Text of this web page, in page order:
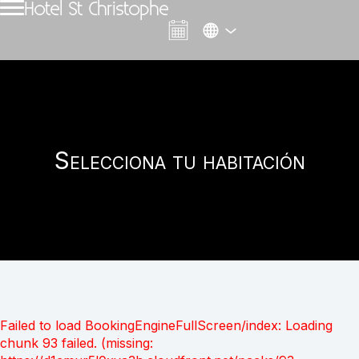
Hotel St Christophe
Selecciona tu habitación
Failed to load BookingEngineFullScreen/index: Loading
chunk 93 failed. (missing: